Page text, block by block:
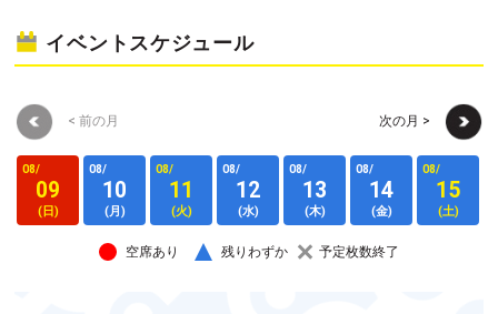
イベントスケジュール
< 前の月 次の月 >
08/
09
(日)
08/
10
(月)
08/
11
(火)
08/
12
(水)
08/
13
(木)
08/
14
(金)
08/
15
(土)
空席あり 残りわずか 予定枚数終了